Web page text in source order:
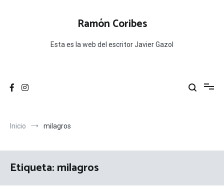
Ramón Coribes
Esta es la web del escritor Javier Gazol
Inicio milagros
Etiqueta:milagros